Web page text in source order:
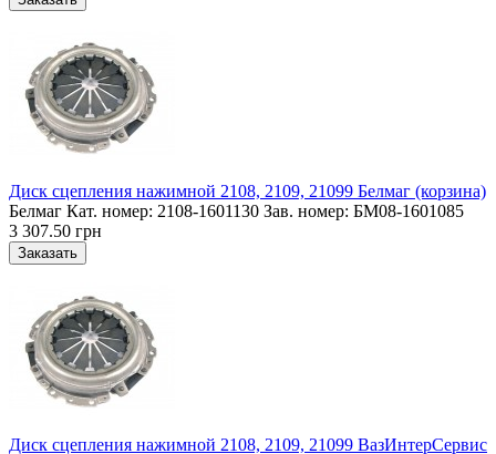
Диск сцепления нажимной 2108, 2109, 21099 Белмаг (корзина)
Белмаг Кат. номер: 2108-1601130 Зав. номер: БМ08-1601085
3 307.50 грн
Диск сцепления нажимной 2108, 2109, 21099 ВазИнтерСервис